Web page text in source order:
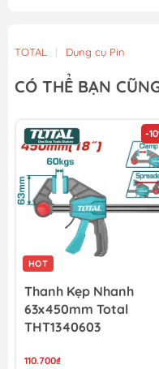
TOTAL | Dụng cụ Pin
CÓ THỂ BẠN
-
HOT
Thanh Kẹp Nhanh
63x450mm Total
THT1340603
110.700₫